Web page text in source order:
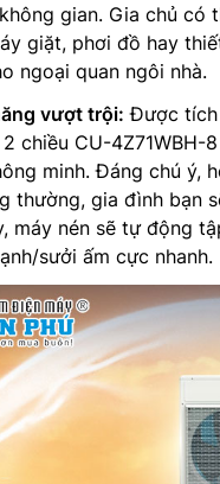
gian. Gia chủ có
giặt, phơi đồ hay
ngoại quan ngôi nhà.
vượt trội: Được tích
2 chiều CU-
minh. Đáng chú ý,
thường, gia đình bạn
máy nén sẽ tự động
sưởi ấm cực nhanh.